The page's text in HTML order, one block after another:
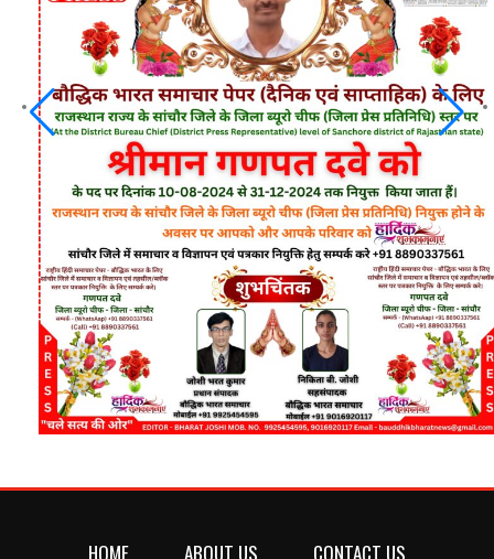
HOME ABOUT US CONTACT US